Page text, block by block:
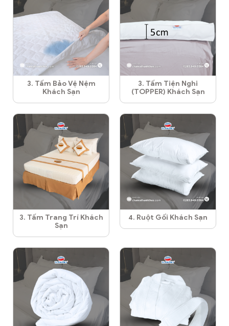
3. Tấm Bảo Vệ Nệm
Khách Sạn
3. Tấm Tiện Nghi
(TOPPER) Khách Sạn
3. Tấm Trang Trí Khách
Sạn
4. Ruột Gối Khách Sạn